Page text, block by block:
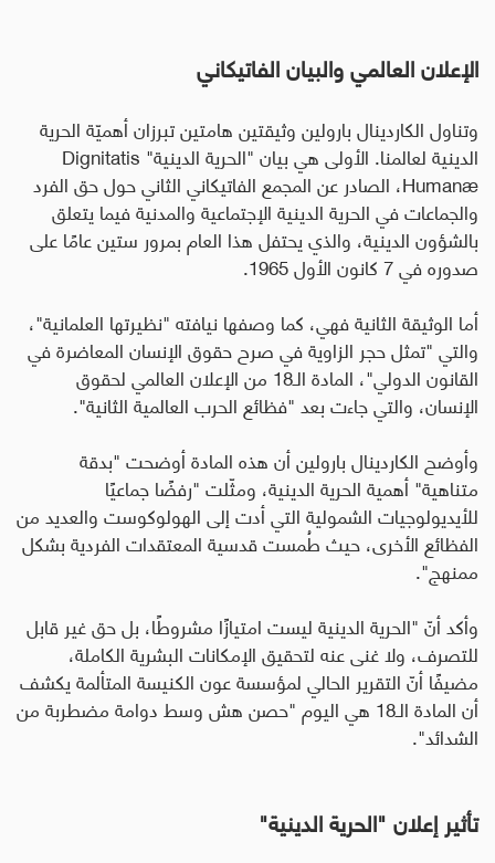
الإعلان العالمي والبيان الفاتيكاني
وتناول الكاردينال بارولين وثيقتين هامتين تبرزان أهميّة الحرية
الدينية لعالمنا. الأولى هي بيان "الحرية الدينية" Dignitatis
Humanæ، الصادر عن المجمع الفاتيكاني الثاني حول حق الفرد
والجماعات في الحرية الدينية الإجتماعية والمدنية فيما يتعلق
بالشؤون الدينية، والذي يحتفل هذا العام بمرور ستين عامًا على
صدوره في 7 كانون الأول 1965.
أما الوثيقة الثانية فهي، كما وصفها نيافته "نظيرتها العلمانية"،
والتي "تمثل حجر الزاوية في صرح حقوق الإنسان المعاضرة في
القانون الدولي"، المادة الـ18 من الإعلان العالمي لحقوق
الإنسان، والتي جاءت بعد "فظائع الحرب العالمية الثانية".
وأوضح الكاردينال بارولين أن هذه المادة أوضحت "بدقة
متناهية" أهمية الحرية الدينية، ومثّلت "رفضًا جماعيًا
للأيديولوجيات الشمولية التي أدت إلى الهولوكوست والعديد من
الفظائع الأخرى، حيث طُمست قدسية المعتقدات الفردية بشكل
ممنهج".
وأكد أنّ "الحرية الدينية ليست امتيازًا مشروطًا، بل حق غير قابل
للتصرف، ولا غنى عنه لتحقيق الإمكانات البشرية الكاملة،
مضيفًا أنّ التقرير الحالي لمؤسسة عون الكنيسة المتألمة يكشف
أن المادة الـ18 هي اليوم "حصن هش وسط دوامة مضطربة من
الشدائد".
تأثير إعلان "الحرية الدينية"